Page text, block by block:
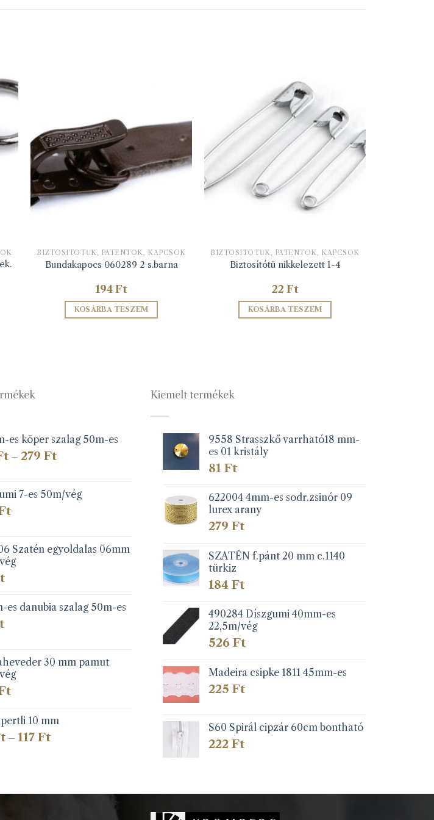
BIZTOSÍTÓTŰK, PATENTOK, KAPCSOK
Bundakapocs 060289 2 s.barna
194Ft
KOSÁRBA TESZEM
BIZTOSÍTÓTŰK, PATENTOK, KAPCSOK
Biztosítótü nikkelezett 1-4
22 Ft
KOSÁRBA TESZEM
es köper szalag 50m-es
– 279FtÁrtartomány:
279 Ft
7-es 50m/vég
Szatén egyoldalas 06mm
es danubia szalag 50m-es
30 mm pamut
10 mm
– 117FtÁrtartomány:
Kiemelt termékek
9558 Strasszkő varrható18 mm-
es 01 kristály
81Ft
622004 4mm-es sodr.zsinór 09
lurex arany
279Ft
SZATÉN f.pánt 20 mm c.1140
türkiz
184Ft
490284 Díszgumi 40mm-es
22,5m/vég
526Ft
Madeira csipke 1811 45mm-es
225Ft
S60 Spirál cipzár 60cm bontható
222Ft